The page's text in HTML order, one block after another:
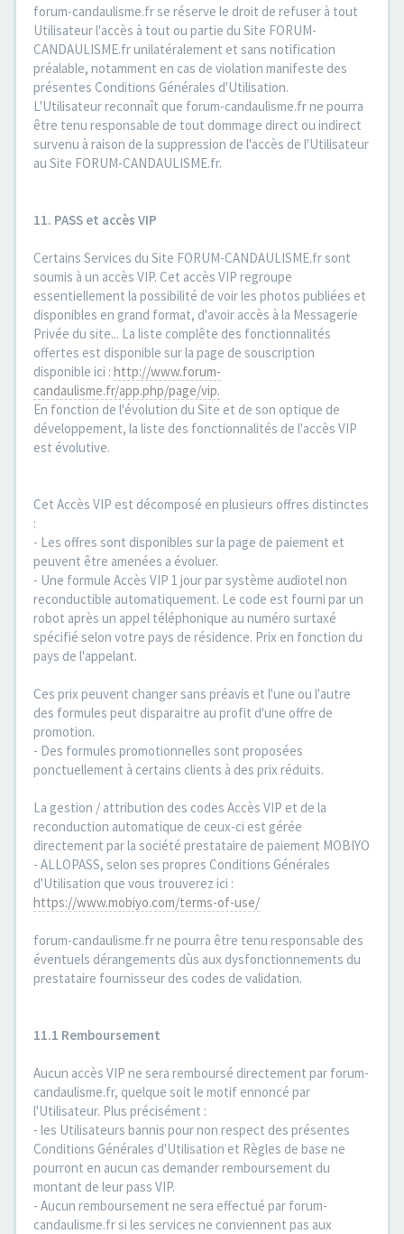
forum-candaulisme.fr se réserve le droit de refuser à tout
Utilisateur l'accès à tout ou partie du Site FORUM-
CANDAULISME.fr unilatéralement et sans notification
préalable, notamment en cas de violation manifeste des
présentes Conditions Générales d'Utilisation.
L'Utilisateur reconnaît que forum-candaulisme.fr ne pourra
être tenu responsable de tout dommage direct ou indirect
survenu à raison de la suppression de l'accès de l'Utilisateur
au Site FORUM-CANDAULISME.fr.
11. PASS et accès VIP
Certains Services du Site FORUM-CANDAULISME.fr sont
soumis à un accès VIP. Cet accès VIP regroupe
essentiellement la possibilité de voir les photos publiées et
disponibles en grand format, d'avoir accès à la Messagerie
Privée du site... La liste complête des fonctionnalités
offertes est disponible sur la page de souscription
disponible ici : http://www.forum-
candaulisme.fr/app.php/page/vip.
En fonction de l'évolution du Site et de son optique de
développement, la liste des fonctionnalités de l'accès VIP
est évolutive.
Cet Accès VIP est décomposé en plusieurs offres distinctes
:
- Les offres sont disponibles sur la page de paiement et
peuvent être amenées a évoluer.
- Une formule Accès VIP 1 jour par système audiotel non
reconductible automatiquement. Le code est fourni par un
robot après un appel téléphonique au numéro surtaxé
spécifié selon votre pays de résidence. Prix en fonction du
pays de l'appelant.
Ces prix peuvent changer sans préavis et l'une ou l'autre
des formules peut disparaitre au profit d'une offre de
promotion.
- Des formules promotionnelles sont proposées
ponctuellement à certains clients à des prix réduits.
La gestion / attribution des codes Accès VIP et de la
reconduction automatique de ceux-ci est gérée
directement par la société prestataire de paiement MOBIYO
- ALLOPASS, selon ses propres Conditions Générales
d'Utilisation que vous trouverez ici :
https://www.mobiyo.com/terms-of-use/
forum-candaulisme.fr ne pourra être tenu responsable des
éventuels dérangements dùs aux dysfonctionnements du
prestataire fournisseur des codes de validation.
11.1 Remboursement
Aucun accès VIP ne sera remboursé directement par forum-
candaulisme.fr, quelque soit le motif ennoncé par
l'Utilisateur. Plus précisément :
- les Utilisateurs bannis pour non respect des présentes
Conditions Générales d'Utilisation et Règles de base ne
pourront en aucun cas demander remboursement du
montant de leur pass VIP.
- Aucun remboursement ne sera effectué par forum-
candaulisme.fr si les services ne conviennent pas aux